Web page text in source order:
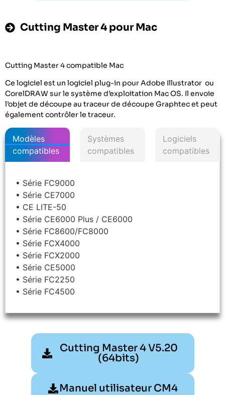
Cutting Master 4 pour Mac
Cutting Master 4 compatible Mac
Ce logiciel est un logiciel plug-in pour Adobe Illustrator ou
CorelDRAW sur le système d’exploitation Mac OS. Il envoie
l’objet de découpe au traceur de découpe Graphtec et peut
également contrôler le traceur.
Modèles
compatibles
Systèmes
compatibles
Logiciels
compatibles
• Série FC9000
• Série CE7000
• CE LITE-50
• Série CE6000 Plus / CE6000
• Série FC8600/FC8000
• Série FCX4000
• Série FCX2000
• Série CE5000
• Série FC2250
• Série FC4500
Cutting Master 4 V5.20
(64bits)
Manuel utilisateur CM4